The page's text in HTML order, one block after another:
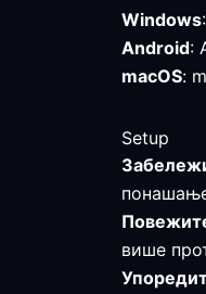
Windows
Android:
macOS:
Setup
више